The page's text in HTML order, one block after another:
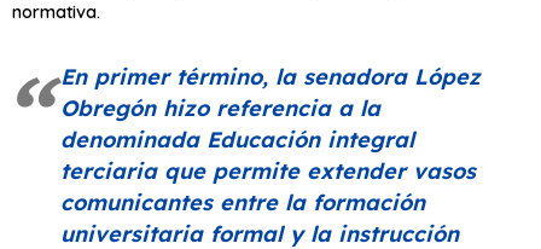
normativa.
En primer término, la senadora López
Obregón hizo referencia a la
denominada Educación integral
terciaria que permite extender vasos
comunicantes entre la formación
universitaria formal y la instrucción